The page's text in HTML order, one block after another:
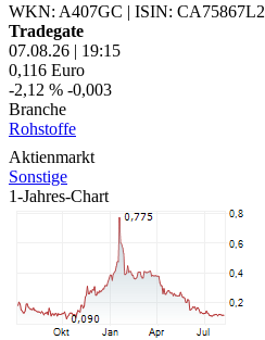
WKN: A407GC | ISIN:
Tradegate
07.08.26 | 19:15
0,116 Euro
-2,12 % -0,003
Branche
Rohstoffe
Aktienmarkt
Sonstige
1-Jahres-Chart